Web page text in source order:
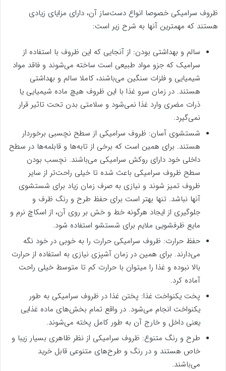
ظروف سرامیکی خصوصا انواع دست‌ساز آن، دارای مزایای زیادی
هستند که مهمترین آنها به شرح زیر است:
سالم و بهداشتی بودن: از آنجایی که این ظروف با استفاده از
سرامیک که جزو مواد طبیعی است ساخته می‌شوند و فاقد مواد
شیمیایی و فلزات سنگین می‌باشند، کاملا سالم و بهداشتی
هستند. در زمان سرو غذا با این ظروف هیچ ماده شیمیایی یا
ذرات مضری وارد غذا نمی‌شود و سلامتی بدن تحت تاثیر قرار
نمی‌گیرد.
شستشوی آسان: ظروف سرامیکی از سطح نچسبی برخوردار
هستند. برای همین است که برخی از تابه‌ها و قابلمه‌ها در سطح
داخلی خود دارای روکش سرامیکی می‌باشند. نچسب بودن
سطح ظروف سرامیکی باعث شده تا خیلی راحت‌تر از سایر
ظروف تمیز شوند و نیازی به صرف زمان زیاد برای شستشوی
آنها نباشد. تنها بهتر است برای حفظ طرح و رنگ ظرف و
جلوگیری از ایجاد هرگونه خط و خش بر روی آن، از اسکاچ نرم و
مایع ظرفشویی ملایم برای شستشو استفاده شود.
حفظ حرارت: ظروف سرامیکی حرارت را به خوبی در خود نگه
می‌دارند. برای همین در زمان آشپزی نیازی به استفاده از حرارت
بالا نبوده و غذا را میتوان با حرارت کم تا متوسط خیلی راحت
آماده کرد.
پخت یکنواخت غذا: پختن غذا در ظروف سرامیکی به طور
یکنواخت انجام می‌شود. در واقع تمام بخش‌های ماده غذایی
یعنی داخل و خارج آن به طور کامل پخته می‌شوند.
طرح و رنگ متنوع: ظروف سرامیکی از نظر ظاهری بسیار زیبا و
خاص هستند و در رنگ و طرح‌های متنوعی قابل خرید
می‌باشند.